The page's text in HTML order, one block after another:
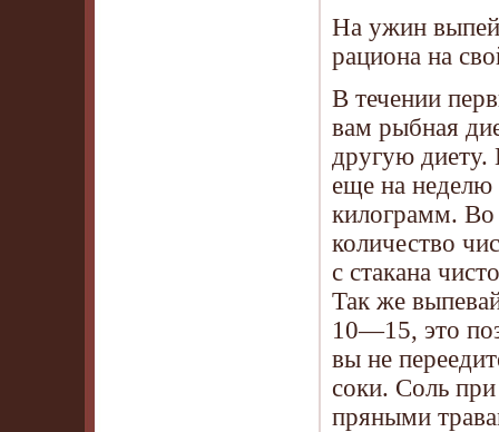
На ужин
рациона на
В течении
вам рыбная
другую диету.
еще на неделю
килограмм. Во
количество
с стакана
Так же
10—15, это
вы не
соки. Соль при
пряными